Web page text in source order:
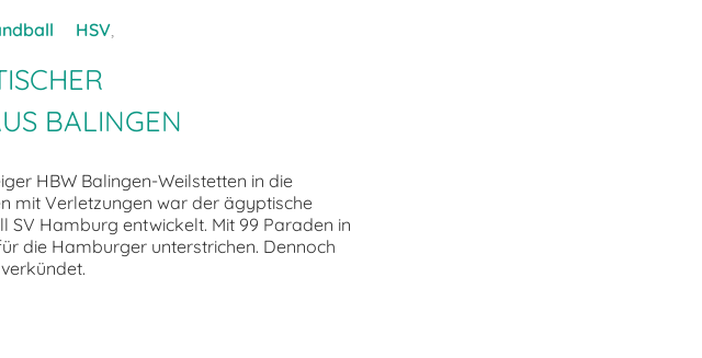
HSV,
BALINGEN
HBW Balingen-Weilstetten in die
mit Verletzungen war der ägyptische
Hamburg entwickelt. Mit 99 Paraden in
die Hamburger unterstrichen. Dennoch